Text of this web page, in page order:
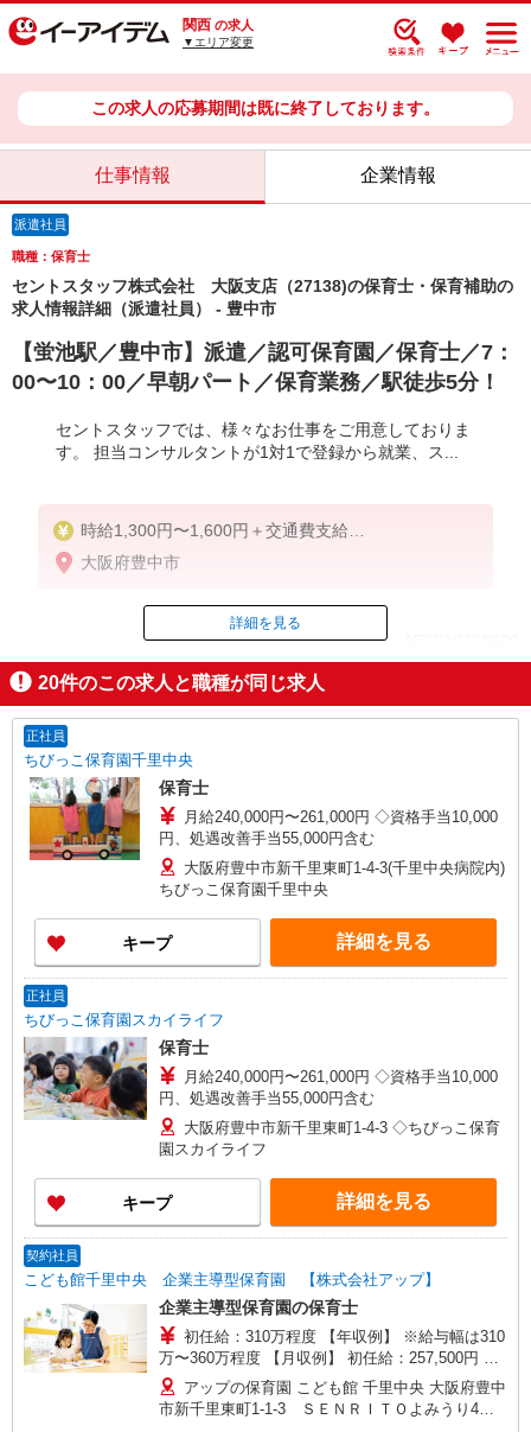
関西 の求人
▼エリア変更
この求人の応募期間は既に終了しております。
仕事情報 企業情報
派遣社員
職種：保育士
セントスタッフ株式会社 大阪支店（27138)の保育士・保育補助の
求人情報詳細（派遣社員） - 豊中市
【蛍池駅／豊中市】派遣／認可保育園／保育士／7：
00〜10：00／早朝パート／保育業務／駅徒歩5分！
セントスタッフでは、様々なお仕事をご用意しておりま
す。 担当コンサルタントが1対1で登録から就業、ス...
時給1,300円〜1,600円＋交通費支給
※勤務日数、ご経験等により考慮
大阪府豊中市
ID：AE0519338600
掲載期間終了
詳細を見る
20件のこの求人と職種が同じ求人
正社員
ちびっこ保育園千里中央
保育士
月給240,000円〜261,000円 ◇資格手当10,000
円、処遇改善手当55,000円含む
大阪府豊中市新千里東町1-4-3(千里中央病院内)
ちびっこ保育園千里中央
キープ 詳細を見る
正社員
ちびっこ保育園スカイライフ
保育士
月給240,000円〜261,000円 ◇資格手当10,000
円、処遇改善手当55,000円含む
大阪府豊中市新千里東町1-4-3 ◇ちびっこ保育
園スカイライフ
キープ 詳細を見る
契約社員
こども館千里中央 企業主導型保育園 【株式会社アップ】
企業主導型保育園の保育士
初任給：310万程度 【年収例】 ※給与幅は310
万〜360万程度 【月収例】 初任給：257,500円 月
給250,000円＋処遇改善手当Ⅲ7,500円 ＝月収
257,500円！ ※給与幅は257,500円〜300,000円程
度 ☆採用お祝い金進呈！ 本採用後に15万円、勤
アップの保育園 こども館 千里中央 大阪府豊中
市新千里東町1-1-3 ＳＥＮＲＩＴＯよみうり4Ｆ